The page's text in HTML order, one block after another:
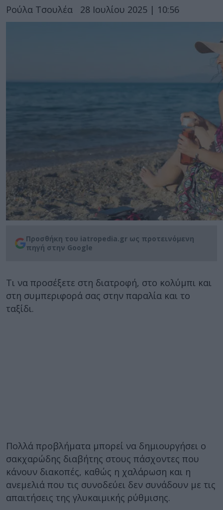
Ρούλα Τσουλέα 28 Ιουλίου 2025 | 10:56
Προσθήκη του iatropedia.gr ως προτεινόμενη
πηγή στην Google
Τι να προσέξετε στη διατροφή, στο κολύμπι και
στη συμπεριφορά σας στην παραλία και το
ταξίδι.
Πολλά προβλήματα μπορεί να δημιουργήσει ο
σακχαρώδης διαβήτης στους πάσχοντες που
κάνουν διακοπές, καθώς η χαλάρωση και η
ανεμελιά που τις συνοδεύει δεν συνάδουν με τις
απαιτήσεις της γλυκαιμικής ρύθμισης.